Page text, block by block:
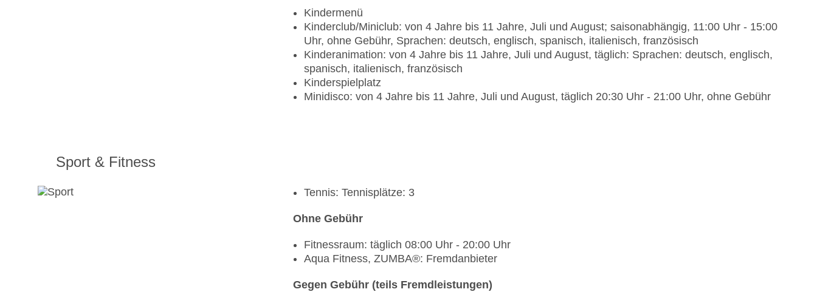
Poolbar Outdoor „LA CHOZA“: Januar - Dezember, täglich 10:00 Uhr - 18:30 Uhr, gegen Gebühr,
bei All Inclusive inklusive
Bar „IMAGE BAR“: saisonabhängig, täglich 20:00 Uhr - 01:00 Uhr, gegen Gebühr, bei All Inclusive
inklusive
Bar „MIKE´S COFFEE“: Januar - Dezember, täglich 14:30 Uhr - 22:00 Uhr, gegen Gebühr, bei All
Inclusive inklusive
Skybar „SKY BAR“: ab 18 Jahre, saisonabhängig, Fr., Sa., bei All Inclusive inklusive
Kindermenü
Kinderclub/Miniclub: von 4 Jahre bis 11 Jahre, Juli und August; saisonabhängig, 11:00 Uhr - 15:00
Uhr, ohne Gebühr, Sprachen: deutsch, englisch, spanisch, italienisch, französisch
Kinderanimation: von 4 Jahre bis 11 Jahre, Juli und August, täglich: Sprachen: deutsch, englisch,
spanisch, italienisch, französisch
Kinderspielplatz
Minidisco: von 4 Jahre bis 11 Jahre, Juli und August, täglich 20:30 Uhr - 21:00 Uhr, ohne Gebühr
Sport & Fitness
Tennis: Tennisplätze: 3
Ohne Gebühr
Fitnessraum: täglich 08:00 Uhr - 20:00 Uhr
Aqua Fitness, ZUMBA®: Fremdanbieter
Gegen Gebühr (teils Fremdleistungen)